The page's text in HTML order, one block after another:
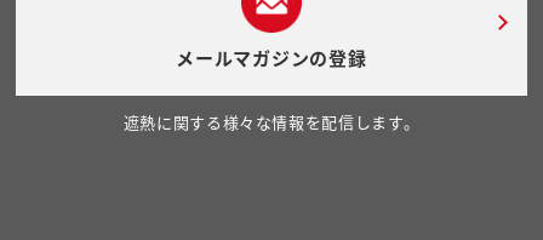
メールマガジンの登録
遮熱に関する様々な情報を配信します。